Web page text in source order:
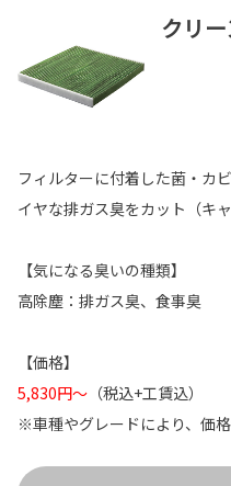
クリ
フィルターに付着した菌・カ
イヤな排ガス臭をカット（キ
【気になる臭いの種類】
高除塵：排ガス臭、食事臭
【価格】
5,830円～ （税込+工賃込）
※車種やグレードにより、価格